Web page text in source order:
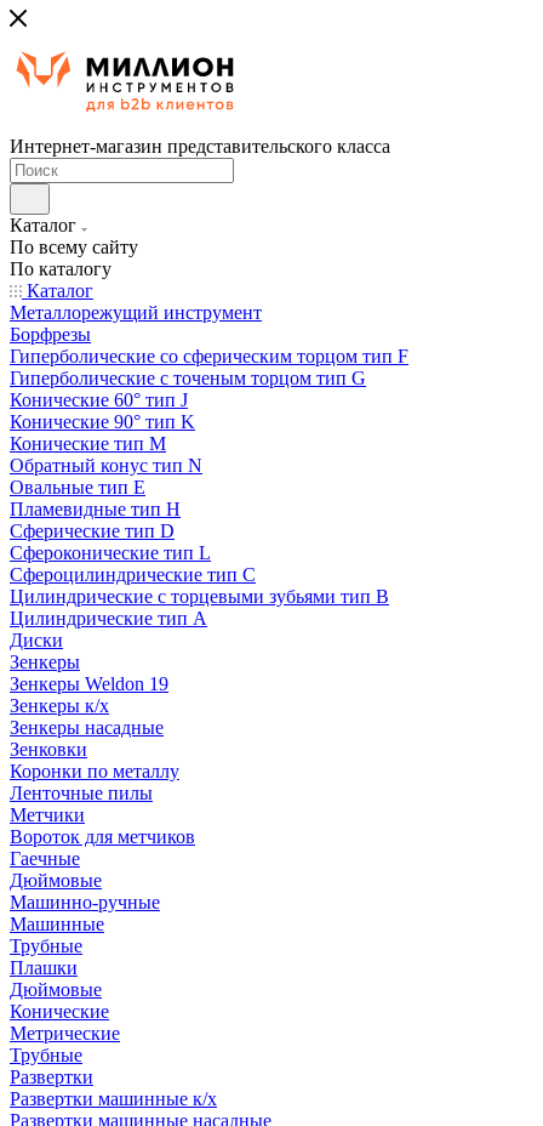
Интернет-магазин представительского класса
Каталог
По всему сайту
По каталогу
Каталог
Металлорежущий инструмент
Борфрезы
Гиперболические cо сферическим торцом тип F
Гиперболические с точеным торцом тип G
Конические 60° тип J
Конические 90° тип K
Конические тип M
Обратный конус тип N
Овальные тип E
Пламевидные тип H
Сферические тип D
Сфероконические тип L
Сфероцилиндрические тип C
Цилиндрические с торцевыми зубьями тип B
Цилиндрические тип А
Диски
Зенкеры
Зенкеры Weldon 19
Зенкеры к/х
Зенкеры насадные
Зенковки
Коронки по металлу
Ленточные пилы
Метчики
Вороток для метчиков
Гаечные
Дюймовые
Машинно-ручные
Машинные
Трубные
Плашки
Дюймовые
Конические
Метрические
Трубные
Развертки
Развертки машинные к/х
Развертки машинные насадные